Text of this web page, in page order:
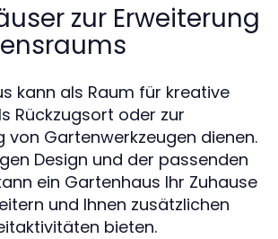
zur Erweiterung
kann als Raum für kreative
Rückzugsort oder zur
von Gartenwerkzeugen dienen.
Design und der passenden
ein Gartenhaus Ihr Zuhause
und Ihnen zusätzlichen
bieten.